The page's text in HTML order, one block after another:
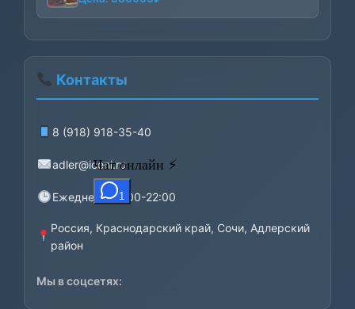
Контакты
8 (918) 918-35-40
adler@iceni.ru
Ежедневно 9:00-22:00
Россия, Краснодарский край, Сочи, Адлерский
район
Мы в соцсетях: